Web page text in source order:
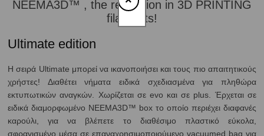
NEEMA3D™ , the revolution in 3D PRINTING
filaments!
Ultimate edition
Η σειρά Ultimate μπορεί να ικανοποιήσει και τους πιο απαιτητικούς
χρήστες! Διαθέτει νήματα ειδικά σχεδιασμένα για πληθώρα
εκτυπωτικών αναγκών. Χωρίζεται σε evo και σε plus. Έρχεται σε
ειδικά διαμορφωμένο NEEMA3D™ box το οποίο περιέχει διαφανές
καρούλι, για να βλέπετε το διαθέσιμο πλαστικό εύκολα,
σφραγισμένο μέσα σε επαναχρησιμοποιούμενο vacuumed bag για